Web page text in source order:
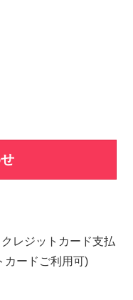
レジットカード支払
カードご利用可)